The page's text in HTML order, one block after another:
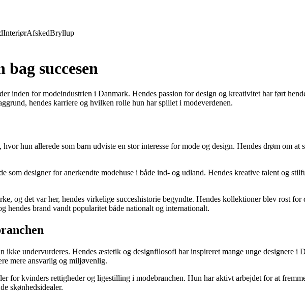
InteriørAfskedBryllup
succesen
inden for modeindustrien i Danmark. Hendes passion for design og kreativitet har ført
hendes karriere og hvilken rolle hun har spillet i modeverdenen.
hun allerede som barn udviste en stor interesse for mode og design. Hendes drøm om
som designer for anerkendte modehuse i både ind- og udland. Hendes kreative talent og
og det var her, hendes virkelige succeshistorie begyndte. Hendes kollektioner blev rost
hendes brand vandt popularitet både nationalt og internationalt.
ikke undervurderes. Hendes æstetik og designfilosofi har inspireret mange unge designere
mere ansvarlig og miljøvenlig.
for kvinders rettigheder og ligestilling i modebranchen. Hun har aktivt arbejdet for at
skønhedsidealer.